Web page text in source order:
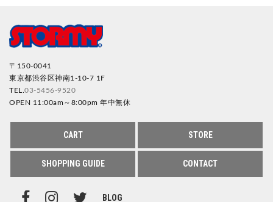
〒150-0041
東京都渋谷区神南1-10-7 1F
TEL. 03-5456-9520
OPEN 11:00am～8:00pm 年中無休
CART STORE
SHOPPING GUIDE CONTACT
BLOG